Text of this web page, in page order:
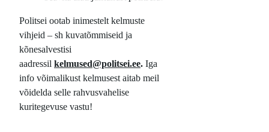
Politsei ootab inimestelt kelmuste
vihjeid – sh kuvatõmmiseid ja
kõnesalvestisi
aadressil kelmused@politsei.ee. Iga
info võimalikust kelmusest aitab meil
võidelda selle rahvusvahelise
kuritegevuse vastu!